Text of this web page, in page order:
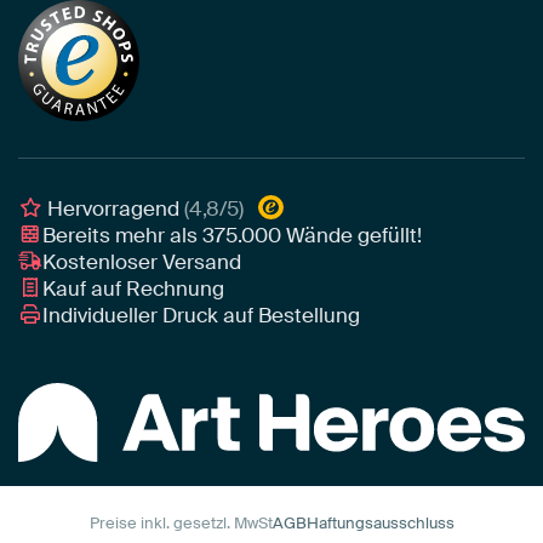
Alu-Dibond
Tapete
Leinwand
Leinwand für draußen
Die richtige Größe bestimmen
Akustik-Tipps
Tipps von unseren Botschaftern
Individuelle Einrichtungsberatung
Nachhaltigkeit
Unser Team
Botschafter
Awards und Preise
Art Heroes App
Hervorragend(4,8/5)
Bereits mehr als375.000Wände gefüllt!
Kostenloser Versand
Kauf auf Rechnung
Individueller Druck auf Bestellung
Preise inkl. gesetzl. MwStAGBHaftungsausschluss